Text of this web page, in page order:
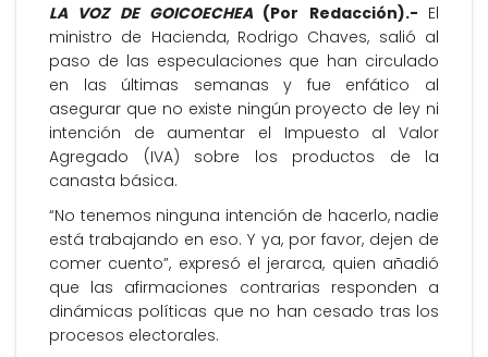
LA VOZ DE GOICOECHEA (Por Redacción).- El
ministro de Hacienda, Rodrigo Chaves, salió al
paso de las especulaciones que han circulado
en las últimas semanas y fue enfático al
asegurar que no existe ningún proyecto de ley ni
intención de aumentar el Impuesto al Valor
Agregado (IVA) sobre los productos de la
canasta básica.
“No tenemos ninguna intención de hacerlo, nadie
está trabajando en eso. Y ya, por favor, dejen de
comer cuento”, expresó el jerarca, quien añadió
que las afirmaciones contrarias responden a
dinámicas políticas que no han cesado tras los
procesos electorales.